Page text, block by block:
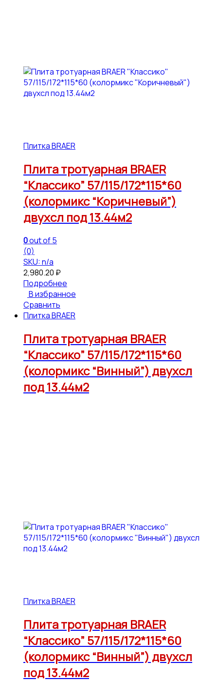
Плитка BRAER
Плита тротуарная BRAER
“Классико” 57/115/172*115*60
(колормикс “Коричневый”)
двухсл под 13.44м2
0out of 5
(0)
SKU: n/a
2,980.20 ₽
Подробнее
В избранное
Сравнить
Плитка BRAER
Плита тротуарная BRAER
“Классико” 57/115/172*115*60
(колормикс “Винный”) двухсл
под 13.44м2
Плитка BRAER
Плита тротуарная BRAER
“Классико” 57/115/172*115*60
(колормикс “Винный”) двухсл
под 13.44м2